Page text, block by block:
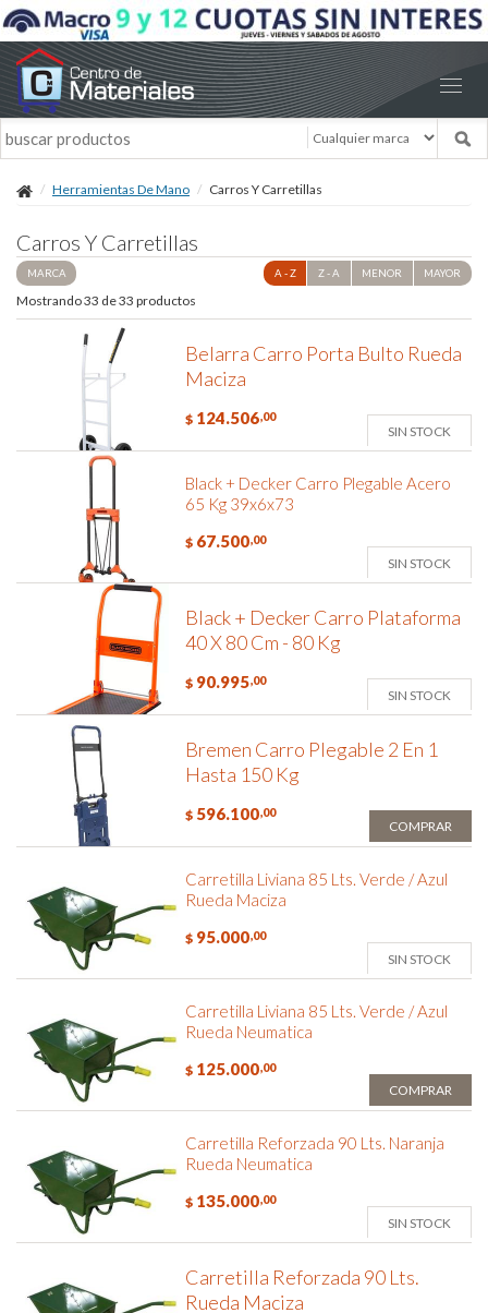
Herramientas De Mano Carros Y Carretillas
Carros Y Carretillas
MARCA A - Z Z - A MENOR MAYOR
Mostrando 33 de 33 productos
Belarra Carro Porta Bulto Rueda
Maciza
$ 124.506,00
SIN STOCK
Black + Decker Carro Plegable Acero
65 Kg 39x6x73
$ 67.500,00
SIN STOCK
Black + Decker Carro Plataforma
40 X 80 Cm - 80 Kg
$ 90.995,00
SIN STOCK
Bremen Carro Plegable 2 En 1
Hasta 150 Kg
$ 596.100,00
COMPRAR
Carretilla Liviana 85 Lts. Verde / Azul
Rueda Maciza
$ 95.000,00
SIN STOCK
Carretilla Liviana 85 Lts. Verde / Azul
Rueda Neumatica
$ 125.000,00
COMPRAR
Carretilla Reforzada 90 Lts. Naranja
Rueda Neumatica
$ 135.000,00
SIN STOCK
Carretilla Reforzada 90 Lts.
Rueda Maciza